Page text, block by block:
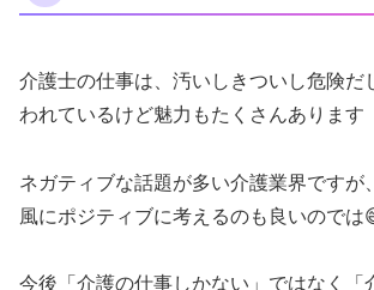
介護士の仕事は、汚いしきついし危険だ
われているけど魅力もたくさんあります
ネガティブな話題が多い介護業界ですが
風にポジティブに考えるのも良いのでは
今後「介護の仕事しかない」ではなく「